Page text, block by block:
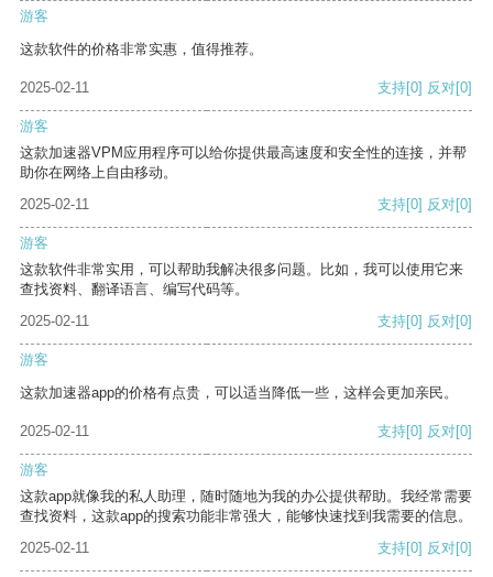
游客
这款软件的价格非常实惠，值得推荐。
2025-02-11 支持[0] 反对[0]
游客
这款加速器VPM应用程序可以给你提供最高速度和安全性的连接，并帮
助你在网络上自由移动。
2025-02-11
支持[0] 反对[0]
游客
这款软件非常实用，可以帮助我解决很多问题。比如，我可以使用它来
查找资料、翻译语言、编写代码等。
2025-02-11
支持[0] 反对[0]
游客
这款加速器app的价格有点贵，可以适当降低一些，这样会更加亲民。
2025-02-11 支持[0] 反对[0]
游客
这款app就像我的私人助理，随时随地为我的办公提供帮助。我经常需要
查找资料，这款app的搜索功能非常强大，能够快速找到我需要的信息。
2025-02-11
支持[0] 反对[0]